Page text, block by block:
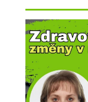
Video
přehrávač